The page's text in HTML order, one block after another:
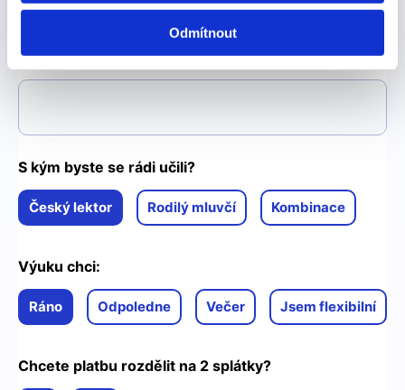
Odmítnout
Telefon:
S kým byste se rádi učili?
Český lektor Rodilý mluvčí Kombinace
Výuku chci:
Ráno Odpoledne Večer Jsem flexibilní
Chcete platbu rozdělit na 2 splátky?